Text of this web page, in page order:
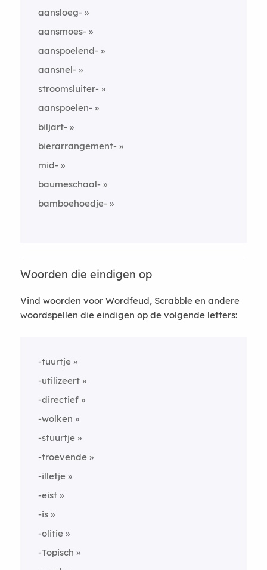
aansloeg-
aansmoes-
aanspoelend-
aansnel-
stroomsluiter-
aanspoelen-
biljart-
bierarrangement-
mid-
baumeschaal-
bamboehoedje-
Woorden die eindigen op
Vind woorden voor Wordfeud, Scrabble en andere
woordspellen die eindigen op de volgende letters:
-tuurtje
-utilizeert
-directief
-wolken
-stuurtje
-troevende
-illetje
-eist
-is
-olitie
-Topisch